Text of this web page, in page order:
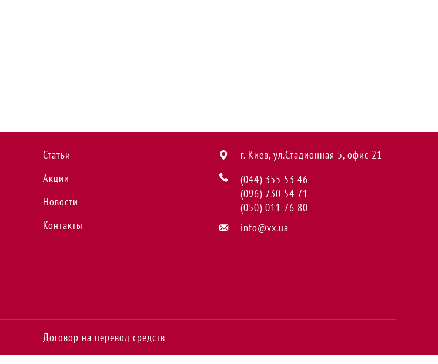
Статьи
Акции
Новости
Контакты
г. Киев, ул.Стадионная 5, офис 21
(044) 355 53 46
(096) 730 54 71
(050) 011 76 80
info@vx.ua
Договор на перевод средств